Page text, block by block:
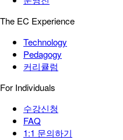
The EC Experience
Technology
Pedagogy
커리큘럼
For Individuals
수강신청
FAQ
1:1 문의하기